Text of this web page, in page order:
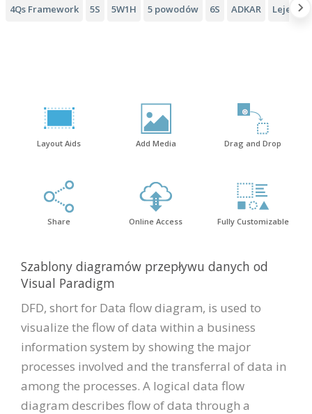
4Qs Framework 5S 5W1H 5 powodów 6S ADKAR Lejek
Layout Aids Add Media Drag and Drop
Share Online Access Fully Customizable
Szablony diagramów przepływu danych od
Visual Paradigm
DFD, short for Data flow diagram, is used to
visualize the flow of data within a business
information system by showing the major
processes involved and the transferral of data in
among the processes. A logical data flow
diagram describes flow of data through a